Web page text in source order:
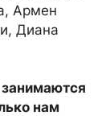
Армен
Диана
нам